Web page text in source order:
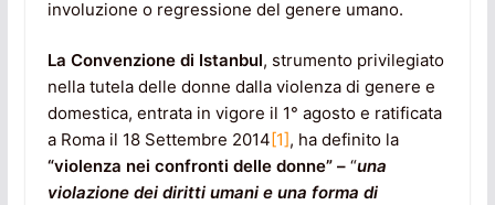
involuzione o regressione del genere umano.
La Convenzione di Istanbul, strumento privilegiato
nella tutela delle donne dalla violenza di genere e
domestica, entrata in vigore il 1° agosto e ratificata
a Roma il 18 Settembre 2014[1], ha definito la
“violenza nei confronti delle donne” – “una
violazione dei diritti umani e una forma di